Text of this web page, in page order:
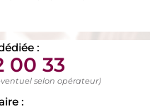
:
00 33
selon opérateur)
: